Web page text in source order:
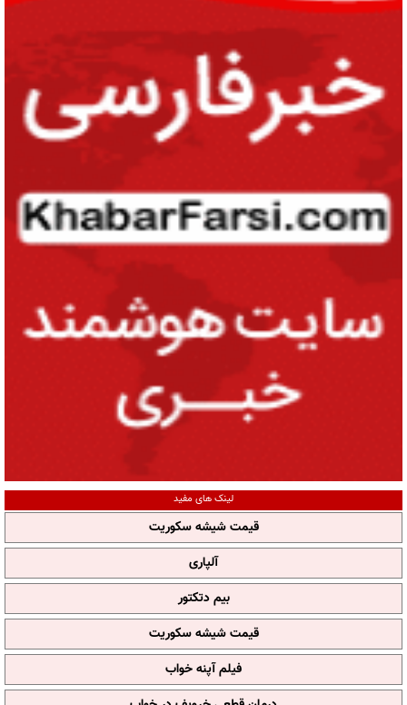
لینک های مفید
قیمت شیشه سکوریت
آلپاری
بیم دتکتور
قیمت شیشه سکوریت
فیلم آپنه خواب